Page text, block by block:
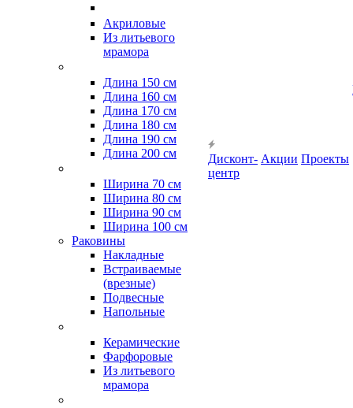
Акриловые
Из литьевого
мрамора
Длина 150 см
Длина 160 см
Длина 170 см
Длина 180 см
Длина 190 см
Длина 200 см
Ширина 70 см
Ширина 80 см
Ширина 90 см
Ширина 100 см
Раковины
Накладные
Встраиваемые
(врезные)
Подвесные
Напольные
Керамические
Фарфоровые
Из литьевого
мрамора
Дисконт-
центр
Акции Проекты